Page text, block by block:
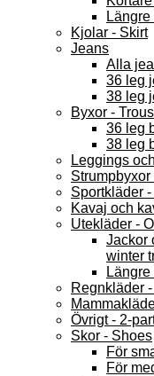
Kjolar - Skirt
Jeans
Alla
36 leg
38 leg
Byxor -
36 leg
38 leg
Leggings
Strumpbyxor
Sportkläder
Kavaj och
Utekläder -
Jackor
winter
Regnkläder
Övrigt - 2-
Skor - Shoes
För
För